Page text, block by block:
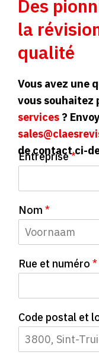
Des
la
qualité
Vous avez une
vous souhaitez
services?
de contact ci-
Entreprise*
Nom *
r
m
Rue et numéro *
Code postal et